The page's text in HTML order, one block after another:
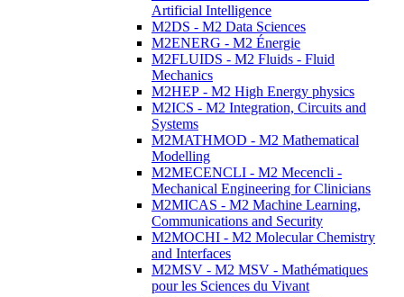
Artificial Intelligence
M2DS - M2 Data Sciences
M2ENERG - M2 Énergie
M2FLUIDS - M2 Fluids - Fluid
Mechanics
M2HEP - M2 High Energy physics
M2ICS - M2 Integration, Circuits and
Systems
M2MATHMOD - M2 Mathematical
Modelling
M2MECENCLI - M2 Mecencli -
Mechanical Engineering for Clinicians
M2MICAS - M2 Machine Learning,
Communications and Security
M2MOCHI - M2 Molecular Chemistry
and Interfaces
M2MSV - M2 MSV - Mathématiques
pour les Sciences du Vivant